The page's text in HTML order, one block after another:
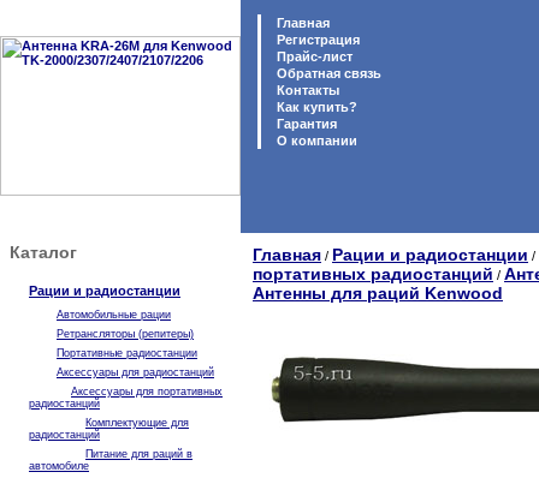
Главная
Регистрация
Прайс-лист
Обратная связь
Контакты
Как купить?
Гарантия
O компании
Каталог
Рации и радиостанции
Автомобильные рации
Ретрансляторы (репитеры)
Портативные радиостанции
Аксессуары для радиостанций
Аксессуары для портативных
радиостанций
Комплектующие для
радиостанций
Питание для раций в
автомобиле
Главная / Рации и радиостанции /
портативных радиостанций /
Антенны для раций Kenwood